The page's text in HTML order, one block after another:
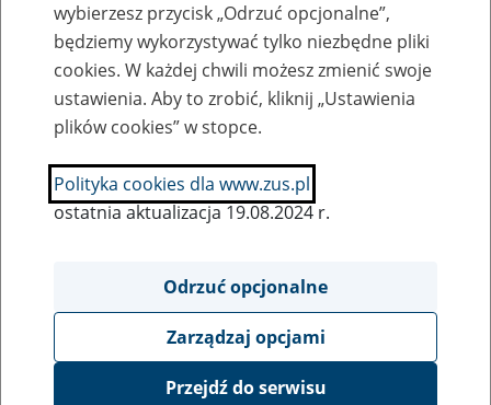
Nazwa zakładu pracy:
SZUKAJ
Ukryj wszystkie pozycje bazy
wybierzesz przycisk „Odrzuć opcjonalne”,
będziemy wykorzystywać tylko niezbędne pliki
cookies. W każdej chwili możesz zmienić swoje
ustawienia. Aby to zrobić, kliknij „Ustawienia
plików cookies” w stopce.
Polityka cookies dla www.zus.pl
ostatnia aktualizacja 19.08.2024 r.
Odrzuć opcjonalne
Zarządzaj opcjami
Przejdź do serwisu